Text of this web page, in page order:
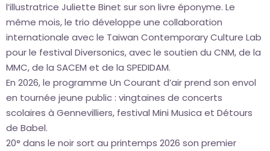
l’illustratrice Juliette Binet sur son livre éponyme. Le
même mois, le trio développe une collaboration
internationale avec le Taiwan Contemporary Culture Lab
pour le festival Diversonics, avec le soutien du CNM, de la
MMC, de la SACEM et de la SPEDIDAM.
En 2026, le programme Un Courant d’air prend son envol
en tournée jeune public : vingtaines de concerts
scolaires à Gennevilliers, festival Mini Musica et Détours
de Babel.
20° dans le noir sort au printemps 2026 son premier